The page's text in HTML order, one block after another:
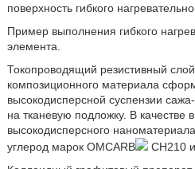
поверхность гибкого
Пример выполнения гибкого
элемента.
Токопроводящий резистивный
композиционного материала
высокодисперсной суспензии
на тканевую подложку. В качестве
высокодисперсного
углерод марок OMCARB
CH210